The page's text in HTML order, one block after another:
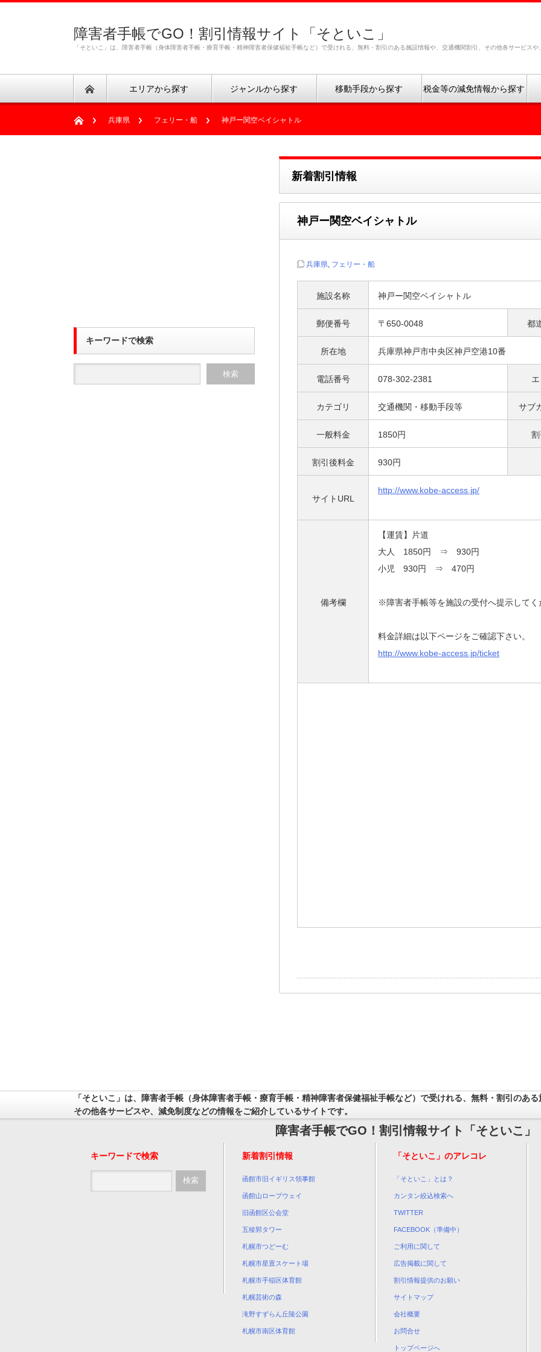
障害者手帳でGO！割引情報サイト「そといこ」
「そといこ」は、障害者手帳（身体障害者手帳・療育手帳・精神障害者保健福祉手帳など）で受けれる、無料・割引のある施設情報や、交通機関割引、その他各サービス
エリアから探す ジャンルから探す 移動手段から探す 税金等の減免情報から探す
兵庫県 フェリー・船 神戸ー関空ベイシャトル
新着割引情報
神戸ー関空ベイシャトル
兵庫県, フェリー・船
施設名称 神戸ー関空ベイシャトル
郵便番号 〒650-0048 都
所在地 兵庫県神戸市中央区神戸空港10番
電話番号 078-302-2381
カテゴリ 交通機関・移動手段等 サブ
一般料金 1850円
割引後料金 930円
サイトURL
http://www.kobe-access.jp/
備考欄
【運賃】片道
大人 1850円 ⇒ 930円
小児 930円 ⇒ 470円
※障害者手帳等を施設の受付へ提示してく
料金詳細は以下ページをご確認下さい。
http://www.kobe-access.jp/ticket
キーワードで検索
「そといこ」は、障害者手帳（身体障害者手帳・療育手帳・精神障害者保健福祉手帳など）で受けれる、無料・割引のあ
その他各サービスや、減免制度などの情報をご紹介しているサイトです。
障害者手帳でGO！割引情報サイト「そといこ」
キーワードで検索 新着割引情報
函館市旧イギリス領事館
函館山ロープウェイ
旧函館区公会堂
五稜郭タワー
札幌市つどーむ
札幌市星置スケート場
札幌市手稲区体育館
札幌芸術の森
滝野すずらん丘陵公園
札幌市南区体育館
「そといこ」のアレコレ
「そといこ」とは？
カンタン絞込検索へ
TWITTER
FACEBOOK（準備中）
ご利用に関して
広告掲載に関して
割引情報提供のお願い
サイトマップ
会社概要
お問合せ
トップページへ